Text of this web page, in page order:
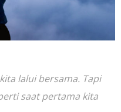
lalui bersama. Tapi
saat pertama kita